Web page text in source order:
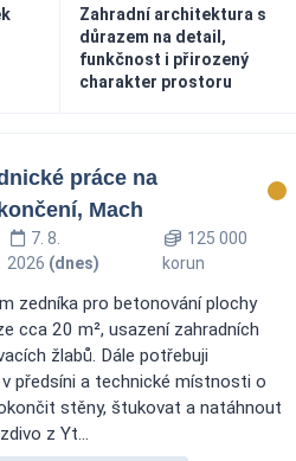
Zahradní architektura s
důrazem na detail,
funkčnost i přirozený
charakter prostoru
práce na
Mach
7. 8.
2026 (dnes)
125 000
korun
zedníka pro betonování plochy
cca 20 m², usazení zahradních
žlabů. Dále potřebuji
předsíni a technické místnosti o
stěny, štukovat a natáhnout
z Yt...